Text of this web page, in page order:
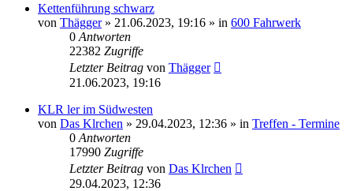
Kettenführung schwarz
von Thägger» 21.06.2023, 19:16 » in 600 Fahrwerk
0 Antworten
22382 Zugriffe
Letzter Beitrag von Thägger
21.06.2023, 19:16
KLR ler im Südwesten
von Das Klrchen » 29.04.2023, 12:36 » in Treffen - Termine
0 Antworten
17990 Zugriffe
Letzter Beitrag von Das Klrchen
29.04.2023, 12:36